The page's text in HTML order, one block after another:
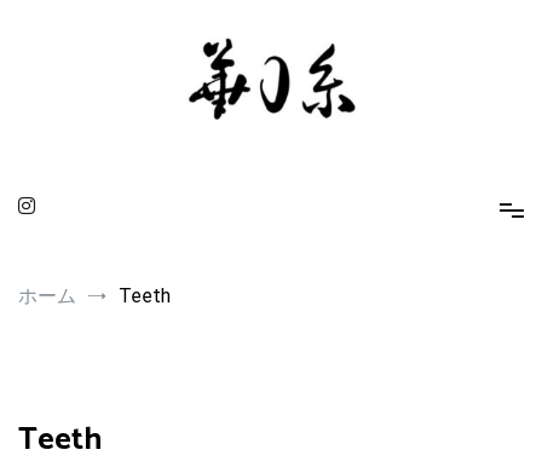
ホーム Teeth
Teeth